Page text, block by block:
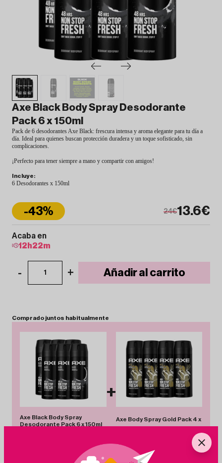
Axe Black Body Spray Desodorante
Pack 6 x 150ml
Pack de 6 desodorantes Axe Black: frescura intensa y aroma elegante para tu día a
día. Ideal para quienes buscan protección duradera y un toque sofisticado, sin
complicaciones.
¡Perfecto para tener siempre a mano y compartir con amigos!
Incluye:
6 Desodorantes x 150ml
13.6€
-43% 24€
Acaba en
12 h22m
- 1 + Añadir al carrito
Comprado juntos habitualmente
Axe Black Body Spray
Desodorante Pack 6 x 150ml
+
Axe Body Spray Gold Pack 4 x